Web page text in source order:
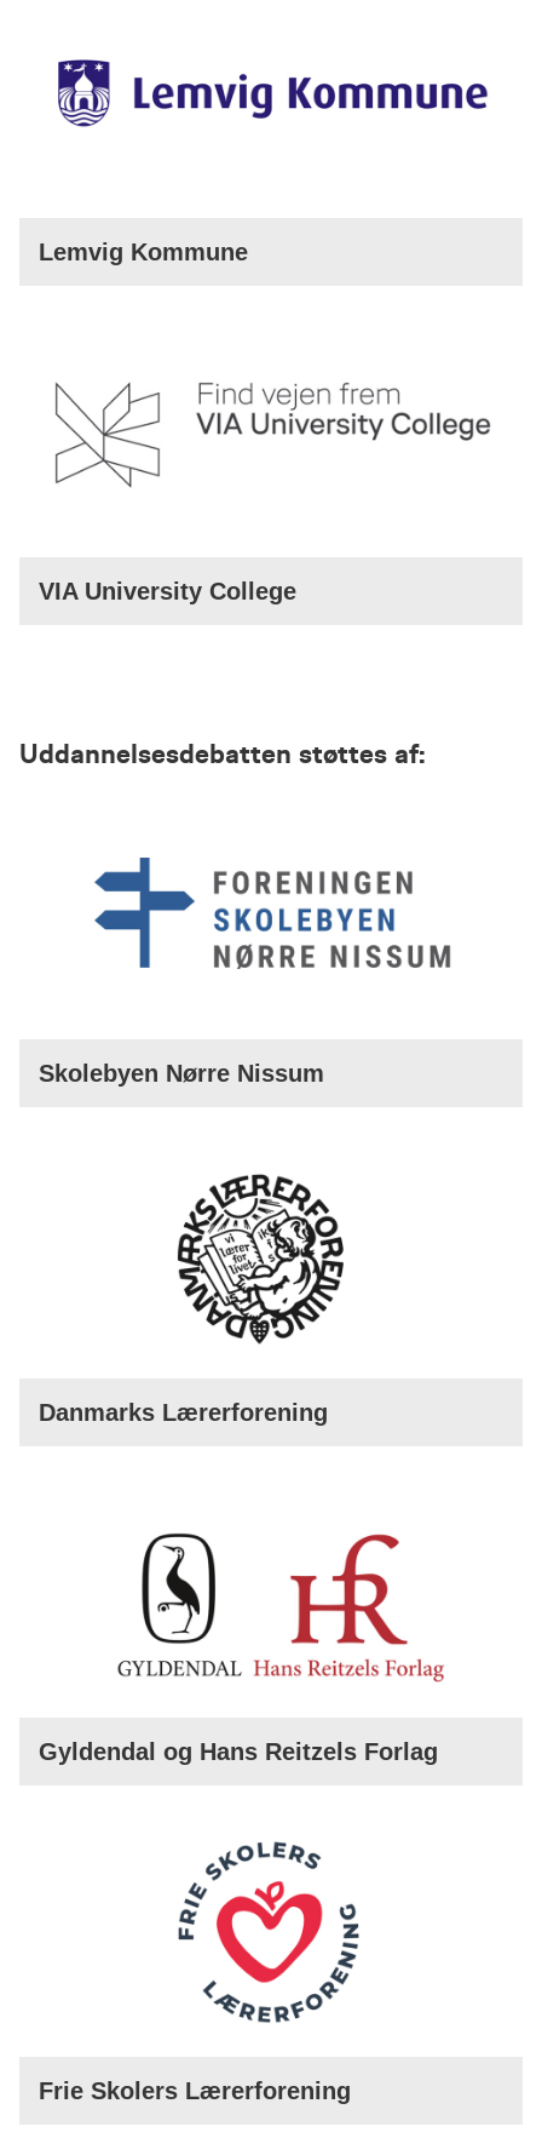
Lemvig Kommune
VIA University College
Uddannelsesdebatten støttes af:
Skolebyen Nørre Nissum
Danmarks Lærerforening
Gyldendal og Hans Reitzels Forlag
Frie Skolers Lærerforening